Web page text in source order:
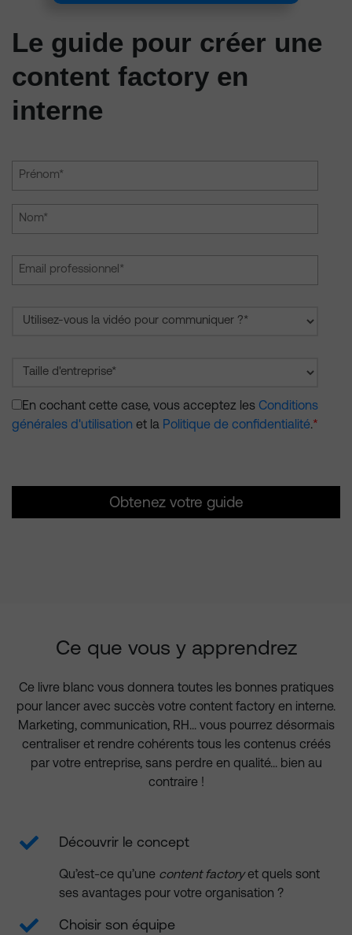
Le guide pour créer une
content factory en
interne
En cochant cette case, vous acceptez les Conditions
générales d'utilisation et la Politique de confidentialité.*
Ce que vous y apprendrez
Ce livre blanc vous donnera toutes les bonnes pratiques
pour lancer avec succès votre content factory en interne.
Marketing, communication, RH... vous pourrez désormais
centraliser et rendre cohérents tous les contenus créés
par votre entreprise, sans perdre en qualité... bien au
contraire !
Découvrir le concept
Qu’est-ce qu’une content factoryet quels sont
ses avantages pour votre organisation ?
Choisir son équipe